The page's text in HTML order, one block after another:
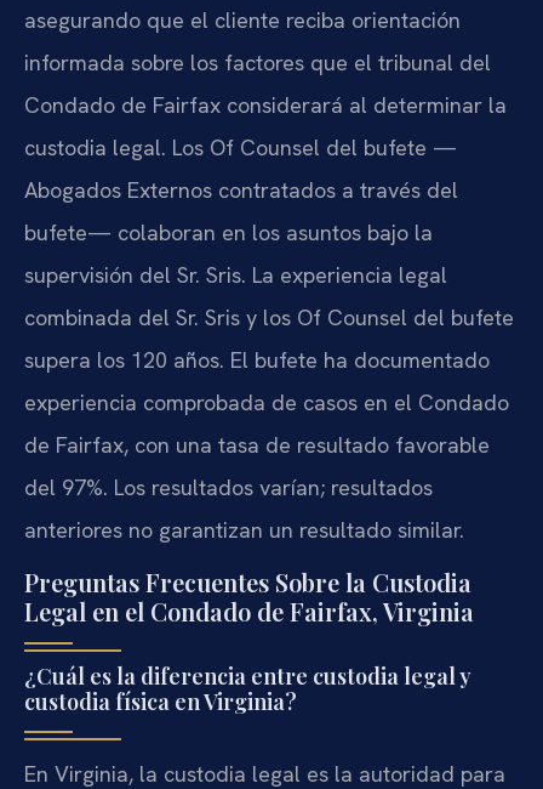
asegurando que el cliente reciba orientación
informada sobre los factores que el tribunal del
Condado de Fairfax considerará al determinar la
custodia legal. Los Of Counsel del bufete —
Abogados Externos contratados a través del
bufete— colaboran en los asuntos bajo la
supervisión del Sr. Sris. La experiencia legal
combinada del Sr. Sris y los Of Counsel del bufete
supera los 120 años. El bufete ha documentado
experiencia comprobada de casos en el Condado
de Fairfax, con una tasa de resultado favorable
del 97%. Los resultados varían; resultados
anteriores no garantizan un resultado similar.
Preguntas Frecuentes Sobre la Custodia
Legal en el Condado de Fairfax, Virginia
¿Cuál es la diferencia entre custodia legal y
custodia física en Virginia?
En Virginia, la custodia legal es la autoridad para